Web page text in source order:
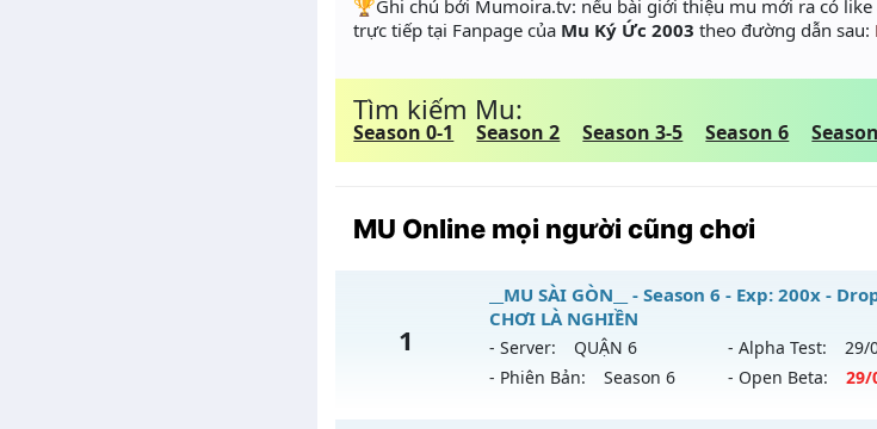
️🏆Ghi chú bởi Mumoira.tv: nếu bài giới thiệu mu mới ra có
trực tiếp tại Fanpage của Mu Ký Ức 2003 theo đường dẫn sau:
Tìm kiếm Mu:
Season 0-1 Season 2 Season 3-5 Season 6
MU Online mọi người cũng chơi
1
__MU SÀI GÒN__ - Season 6 - Exp: 200x -
CHƠI LÀ NGHIỀN
- Server: QUẬN 6 - Alpha Test: 29/
- Phiên Bản:
Season 6 - Open Beta: 29/